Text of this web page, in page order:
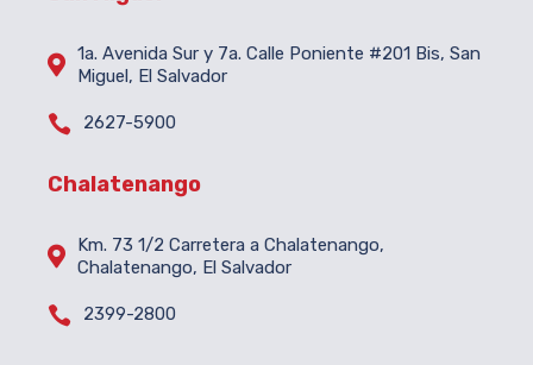
 1a. Avenida Sur y 7a. Calle Poniente #201 Bis, San
Miguel, El Salvador
 2627-5900
Chalatenango

Km. 73 1/2 Carretera a Chalatenango,
Chalatenango, El Salvador
 2399-2800